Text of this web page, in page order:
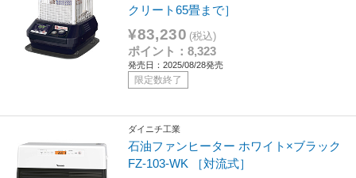
クリート65畳まで］
¥83,230 (税込)
ポイント：8,323
発売日：2025/08/28発売
限定数終了
ダイニチ工業
石油ファンヒーター ホワイト×ブラック
FZ-103-WK ［対流式］